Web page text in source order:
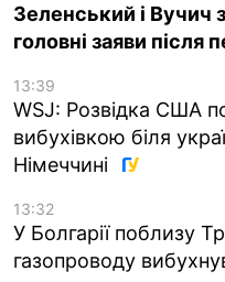
Зеленський і Вучич
головні заяви після
13:39
WSJ: Розвідка США
вибухівкою біля
Німеччині
13:32
У Болгарії поблизу
газопроводу